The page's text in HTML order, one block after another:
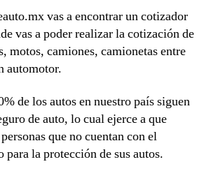
vas a encontrar un cotizador
vas a poder realizar la cotización de
motos, camiones, camionetas entre
automotor.
de los autos en nuestro país siguen
de auto, lo cual ejerce a que
que no cuentan con el
para la protección de sus autos.